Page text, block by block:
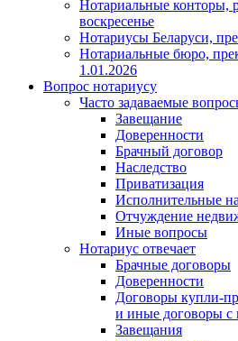
Нотариальные конторы,
воскресенье
Нотариусы Беларуси,
Нотариальные бюро,
1.01.2026
Вопрос нотариусу
Часто задаваемые
Завещание
Доверенности
Брачный договор
Наследство
Приватизация
Исполнительные
Отчуждение
Иные вопросы
Нотариус отвечает
Брачные договоры
Доверенности
Договоры купли-
и иные договоры
Завещания